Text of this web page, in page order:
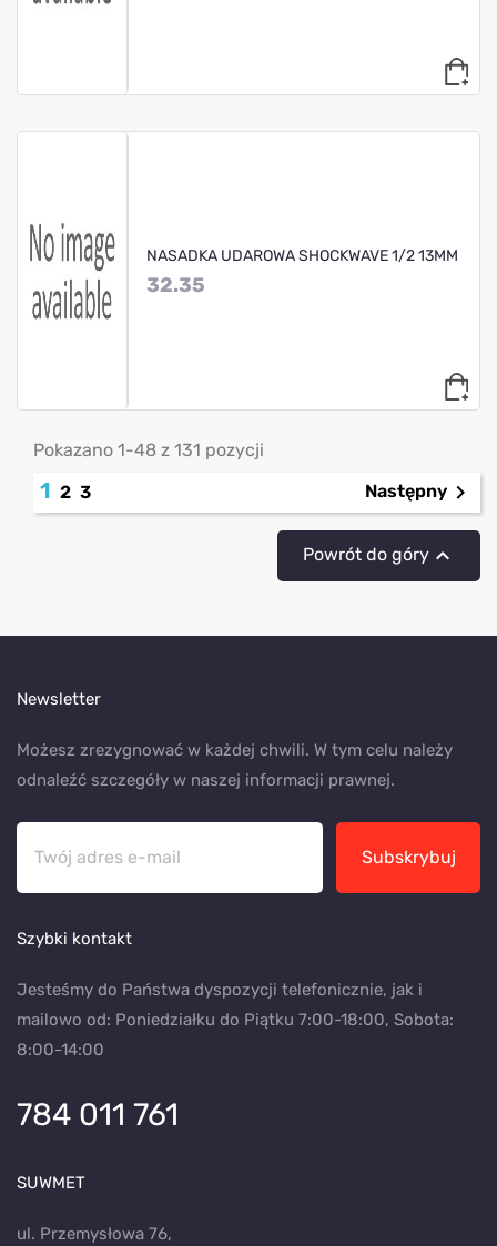
NASADKA UDAROWA SHOCKWAVE 1/2 13MM
32.35
Pokazano 1-48 z 131 pozycji
1 2 3 Następny 
Powrót do góry
Newsletter
Możesz zrezygnować w każdej chwili. W tym celu należy
odnaleźć szczegóły w naszej informacji prawnej.
Subskrybuj
Szybki kontakt
Jesteśmy do Państwa dyspozycji telefonicznie, jak i
mailowo od: Poniedziałku do Piątku 7:00-18:00, Sobota:
8:00-14:00
784 011 761
SUWMET
ul. Przemysłowa 76,